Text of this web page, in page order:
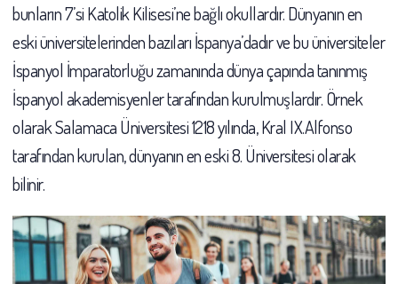
bunların 7’si Katolik Kilisesi’ne bağlı okullardır. Dünyanın en
eski üniversitelerinden bazıları İspanya’dadır ve bu üniversiteler
İspanyol İmparatorluğu zamanında dünya çapında tanınmış
İspanyol akademisyenler tarafından kurulmuşlardır. Örnek
olarak Salamaca Üniversitesi 1218 yılında, Kral IX.Alfonso
tarafından kurulan, dünyanın en eski 8. Üniversitesi olarak
bilinir.